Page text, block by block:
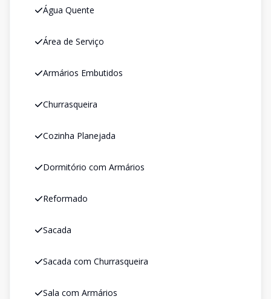
Água Quente
Área de Serviço
Armários Embutidos
Churrasqueira
Cozinha Planejada
Dormitório com Armários
Reformado
Sacada
Sacada com Churrasqueira
Sala com Armários